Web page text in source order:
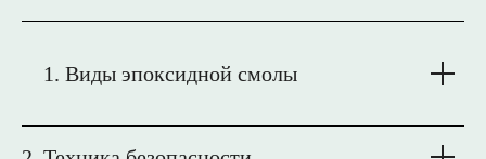
Виды эпоксидной смолы